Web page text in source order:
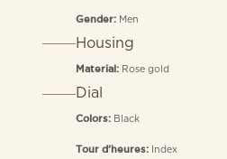
Gender: Men
Housing
Material: Rose gold
Dial
Colors: Black
Tour d’heures: Index